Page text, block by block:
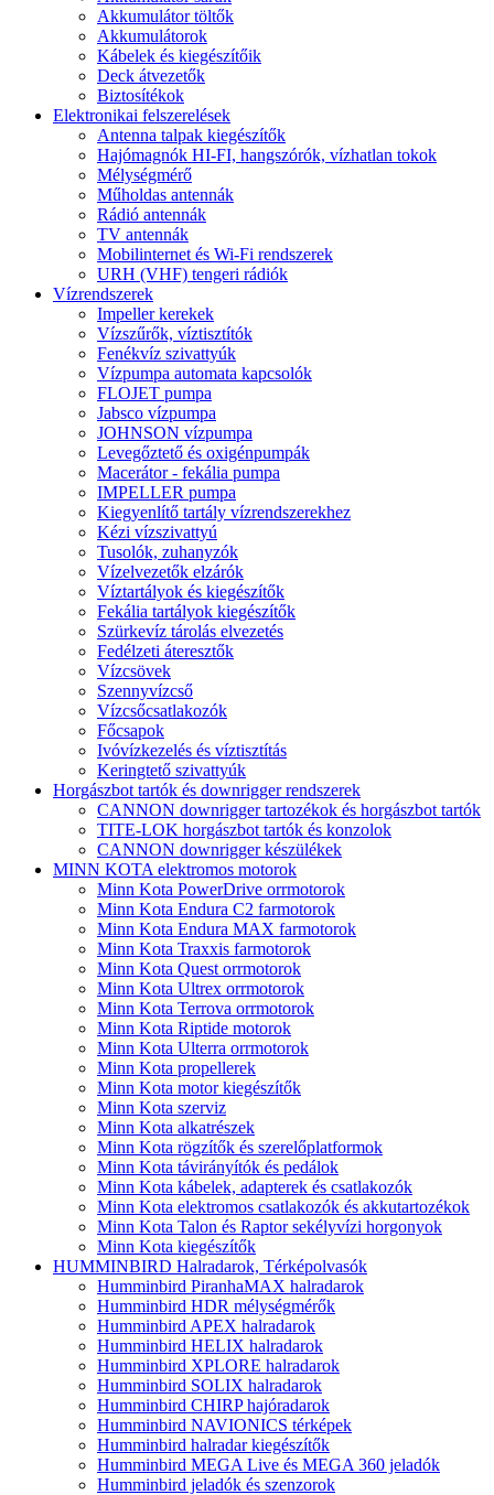
Akkumulátor töltők
Akkumulátorok
Kábelek és kiegészítőik
Deck átvezetők
Biztosítékok
Elektronikai felszerelések
Antenna talpak kiegészítők
Hajómagnók HI-FI, hangszórók, vízhatlan tokok
Mélységmérő
Műholdas antennák
Rádió antennák
TV antennák
Mobilinternet és Wi-Fi rendszerek
URH (VHF) tengeri rádiók
Vízrendszerek
Impeller kerekek
Vízszűrők, víztisztítók
Fenékvíz szivattyúk
Vízpumpa automata kapcsolók
FLOJET pumpa
Jabsco vízpumpa
JOHNSON vízpumpa
Levegőztető és oxigénpumpák
Macerátor - fekália pumpa
IMPELLER pumpa
Kiegyenlítő tartály vízrendszerekhez
Kézi vízszivattyú
Tusolók, zuhanyzók
Vízelvezetők elzárók
Víztartályok és kiegészítők
Fekália tartályok kiegészítők
Szürkevíz tárolás elvezetés
Fedélzeti áteresztők
Vízcsövek
Szennyvízcső
Vízcsőcsatlakozók
Főcsapok
Ivóvízkezelés és víztisztítás
Keringtető szivattyúk
Horgászbot tartók és downrigger rendszerek
CANNON downrigger tartozékok és horgászbot tartók
TITE-LOK horgászbot tartók és konzolok
CANNON downrigger készülékek
MINN KOTA elektromos motorok
Minn Kota PowerDrive orrmotorok
Minn Kota Endura C2 farmotorok
Minn Kota Endura MAX farmotorok
Minn Kota Traxxis farmotorok
Minn Kota Quest orrmotorok
Minn Kota Ultrex orrmotorok
Minn Kota Terrova orrmotorok
Minn Kota Riptide motorok
Minn Kota Ulterra orrmotorok
Minn Kota propellerek
Minn Kota motor kiegészítők
Minn Kota szerviz
Minn Kota alkatrészek
Minn Kota rögzítők és szerelőplatformok
Minn Kota távirányítók és pedálok
Minn Kota kábelek, adapterek és csatlakozók
Minn Kota elektromos csatlakozók és akkutartozékok
Minn Kota Talon és Raptor sekélyvízi horgonyok
Minn Kota kiegészítők
HUMMINBIRD Halradarok, Térképolvasók
Humminbird PiranhaMAX halradarok
Humminbird HDR mélységmérők
Humminbird APEX halradarok
Humminbird HELIX halradarok
Humminbird XPLORE halradarok
Humminbird SOLIX halradarok
Humminbird CHIRP hajóradarok
Humminbird NAVIONICS térképek
Humminbird halradar kiegészítők
Humminbird MEGA Live és MEGA 360 jeladók
Humminbird jeladók és szenzorok